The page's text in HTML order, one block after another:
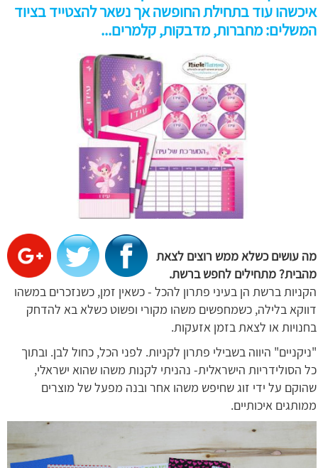
איכשהו עוד בתחילת החופשה אך נשאר להצטייד בציוד
המשלים: מחברות, מדבקות, קלמרים...
מה עושים כשלא ממש רוצים לצאת
מהבית? מתחילים לחפש ברשת.
הקניות ברשת הן בעיני פתרון להכל - כשאין זמן, כשנזכרים במשהו
דווקא בלילה, כשמחפשים משהו מקורי ופשוט כשלא בא להדחק
בחנויות או לצאת בזמן אזעקות.
"ניקניים" היווה בשבילי פתרון לקניות. לפני הכל, כחול לבן. ובתוך
כל הסולידריות הישראלית- נהניתי לקנות משהו שהוא ישראלי,
שהוקם על ידי זוג שחיפש משהו אחר ובנה מפעל של מוצרים
ממותגים איכותיים.